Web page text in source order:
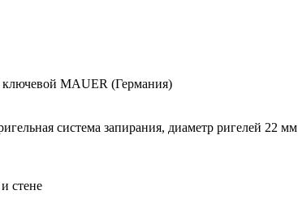
MAUER (Германия)
система запирания, диаметр ригелей 22 мм
стене